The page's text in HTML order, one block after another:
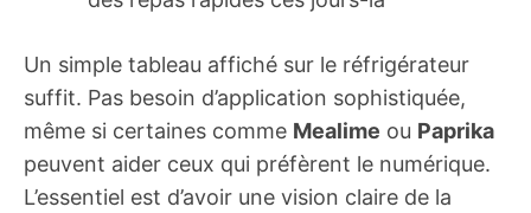
Un simple tableau affiché sur le réfrigérateur
suffit. Pas besoin d’application sophistiquée,
même si certaines comme Mealime ou Paprika
peuvent aider ceux qui préfèrent le numérique.
L’essentiel est d’avoir une vision claire de la